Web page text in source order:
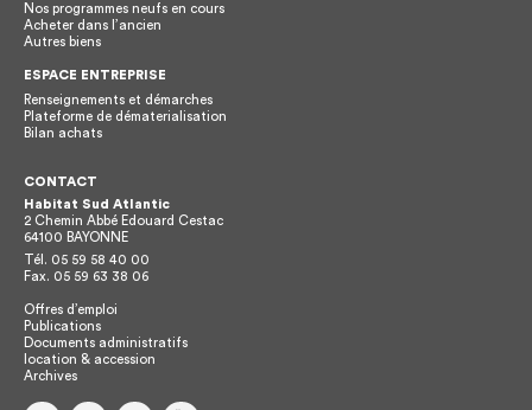
Nos programmes neufs en cours
Acheter dans l’ancien
Autres biens
ESPACE ENTREPRISE
Renseignements et démarches
Plateforme de dématerialisation
Bilan achats
CONTACT
Habitat Sud Atlantic
2 Chemin Abbé Edouard Cestac
64100 BAYONNE
Tél. 05 59 58 40 00
Fax. 05 59 63 38 06
Offres d’emploi
Publications
Documents administratifs
location & accession
Archives